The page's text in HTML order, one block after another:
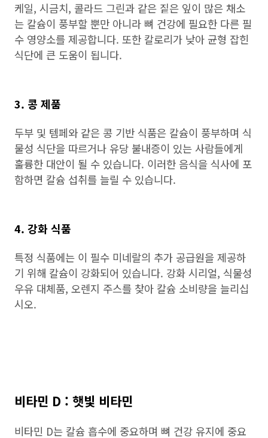
케일, 시금치, 콜라드 그린과 같은 짙은 잎이 많은 채소
는 칼슘이 풍부할 뿐만 아니라 뼈 건강에 필요한 다른 필
수 영양소를 제공합니다. 또한 칼로리가 낮아 균형 잡힌
식단에 큰 도움이 됩니다.
3. 콩 제품
두부 및 템페와 같은 콩 기반 식품은 칼슘이 풍부하며 식
물성 식단을 따르거나 유당 불내증이 있는 사람들에게
훌륭한 대안이 될 수 있습니다. 이러한 음식을 식사에 포
함하면 칼슘 섭취를 늘릴 수 있습니다.
4. 강화 식품
특정 식품에는 이 필수 미네랄의 추가 공급원을 제공하
기 위해 칼슘이 강화되어 있습니다. 강화 시리얼, 식물성
우유 대체품, 오렌지 주스를 찾아 칼슘 소비량을 늘리십
시오.
비타민 D : 햇빛 비타민
비타민 D는 칼슘 흡수에 중요하며 뼈 건강 유지에 중요